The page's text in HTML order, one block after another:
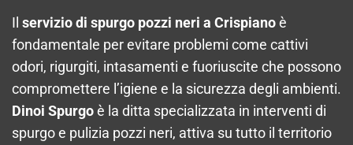
Il servizio di spurgo pozzi neri a Crispianoè
fondamentale per evitare problemi come cattivi
odori, rigurgiti, intasamenti e fuoriuscite che possono
compromettere l’igiene e la sicurezza degli ambienti.
Dinoi Spurgoè la ditta specializzata in interventi di
spurgo e pulizia pozzi neri, attiva su tutto il territorio